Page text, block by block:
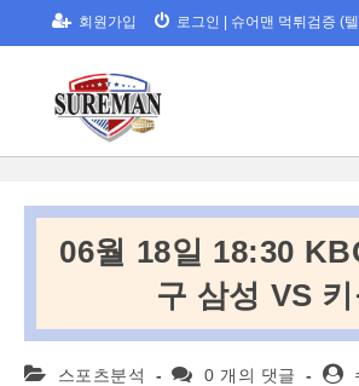
to
회원가입 로그인 슈어맨 먹튀검증 (
06월 18일 18:30
구 삼성 VS
Post 스포츠분석
Post0 개의 댓글
Post